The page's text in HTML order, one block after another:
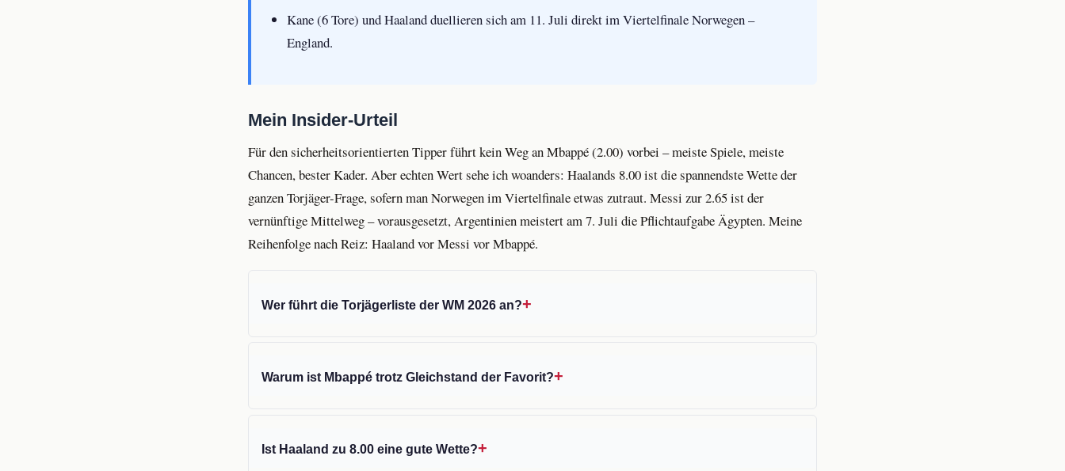
Kane (6 Tore) und Haaland duellieren sich am 11. Juli direkt im Viertelfinale Norwegen –
England.
Mein Insider-Urteil
Für den sicherheitsorientierten Tipper führt kein Weg an Mbappé (2.00) vorbei – meiste Spiele, meiste
Chancen, bester Kader. Aber echten Wert sehe ich woanders: Haalands 8.00 ist die spannendste Wette der
ganzen Torjäger-Frage, sofern man Norwegen im Viertelfinale etwas zutraut. Messi zur 2.65 ist der
vernünftige Mittelweg – vorausgesetzt, Argentinien meistert am 7. Juli die Pflichtaufgabe Ägypten. Meine
Reihenfolge nach Reiz: Haaland vor Messi vor Mbappé.
Wer führt die Torjägerliste der WM 2026 an?
Warum ist Mbappé trotz Gleichstand der Favorit?
Ist Haaland zu 8.00 eine gute Wette?